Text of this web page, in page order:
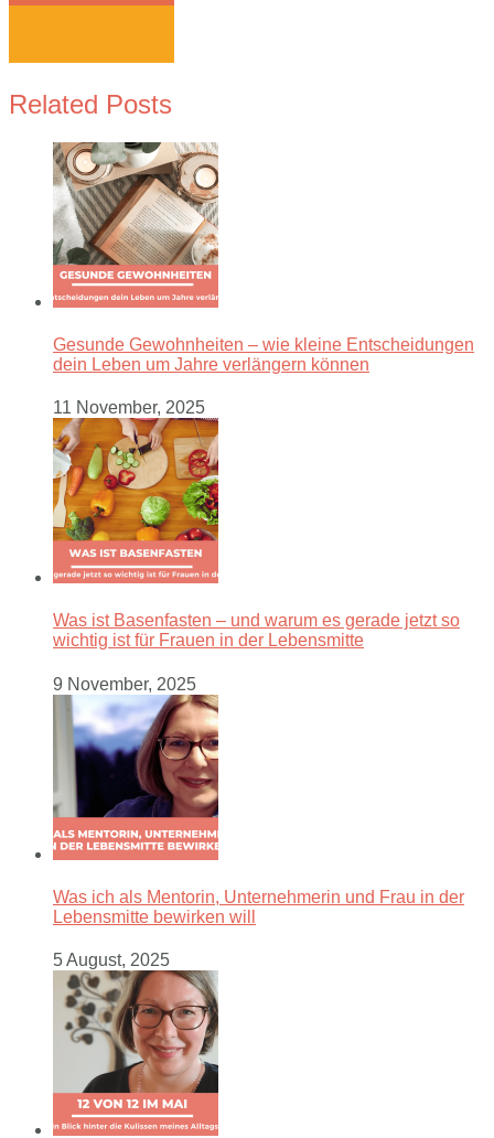
Related Posts
Gesunde Gewohnheiten – wie kleine Entscheidungen
dein Leben um Jahre verlängern können
11 November, 2025
Was ist Basenfasten – und warum es gerade jetzt so
wichtig ist für Frauen in der Lebensmitte
9 November, 2025
Was ich als Mentorin, Unternehmerin und Frau in der
Lebensmitte bewirken will
5 August, 2025